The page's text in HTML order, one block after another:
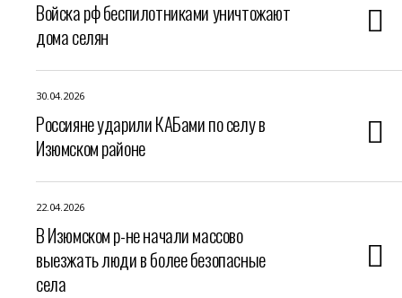
Войска рф беспилотниками уничтожают
дома селян
30.04.2026
Россияне ударили КАБами по селу в
Изюмском районе
22.04.2026
В Изюмском р-не начали массово
выезжать люди в более безопасные
села